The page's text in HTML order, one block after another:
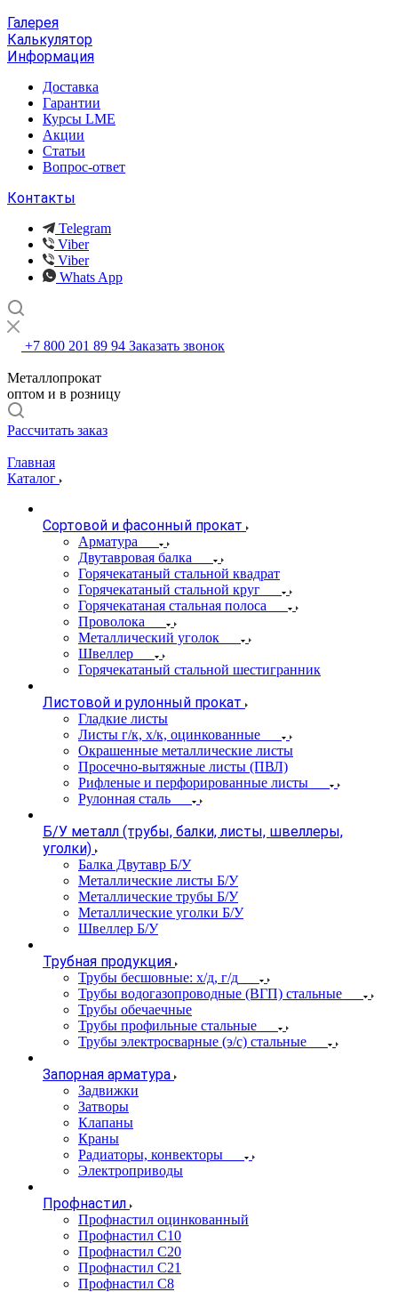
Галерея
Калькулятор
Информация
Доставка
Гарантии
Курсы LME
Акции
Статьи
Вопрос-ответ
Контакты
Telegram
Viber
Viber
Whats App
+7 800 201 89 94 Заказать звонок
Металлопрокат
оптом и в розницу
Рассчитать заказ
Главная
Каталог
Сортовой и фасонный прокат
Арматура
Двутавровая балка
Горячекатаный стальной квадрат
Горячекатаный стальной круг
Горячекатаная стальная полоса
Проволока
Металлический уголок
Швеллер
Горячекатаный стальной шестигранник
Листовой и рулонный прокат
Гладкие листы
Листы г/к, х/к, оцинкованные
Окрашенные металлические листы
Просечно-вытяжные листы (ПВЛ)
Рифленые и перфорированные листы
Рулонная сталь
Б/У металл (трубы, балки, листы, швеллеры,
уголки)
Балка Двутавр Б/У
Металлические листы Б/У
Металлические трубы Б/У
Металлические уголки Б/У
Швеллер Б/У
Трубная продукция
Трубы бесшовные: х/д, г/д
Трубы водогазопроводные (ВГП) стальные
Трубы обечаечные
Трубы профильные стальные
Трубы электросварные (э/с) стальные
Запорная арматура
Задвижки
Затворы
Клапаны
Краны
Радиаторы, конвекторы
Электроприводы
Профнастил
Профнастил оцинкованный
Профнастил С10
Профнастил С20
Профнастил С21
Профнастил С8